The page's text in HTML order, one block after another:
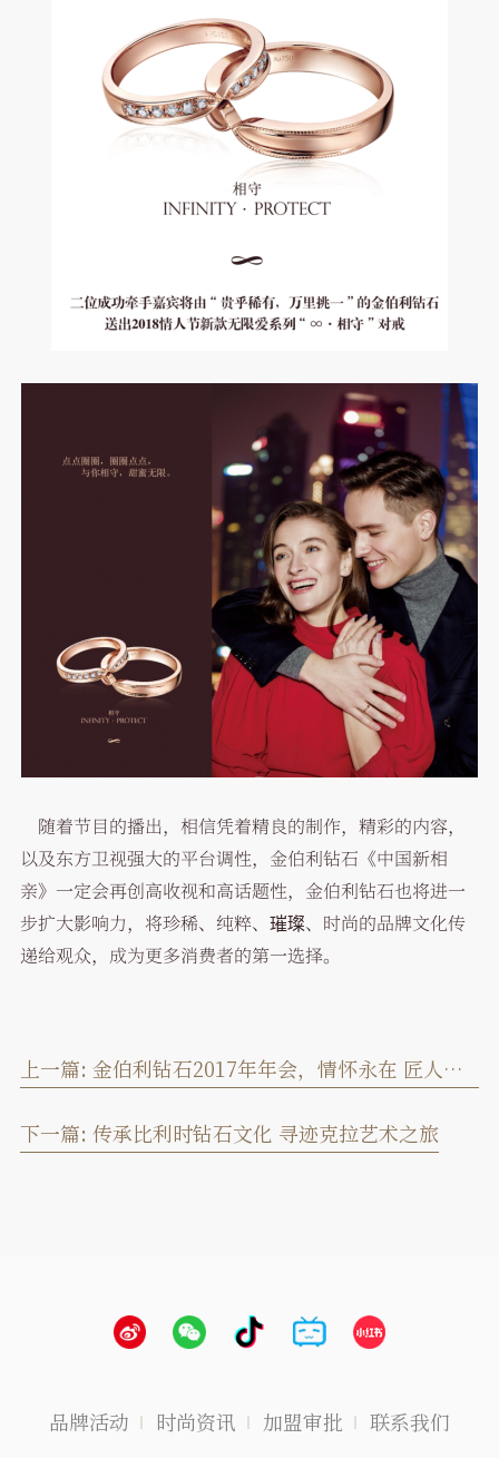
随着节目的播出，相信凭着精良的制作，精彩的内容，
以及东方卫视强大的平台调性，金伯利钻石《中国新相
亲》一定会再创高收视和高话题性，金伯利钻石也将进一
步扩大影响力，将珍稀、纯粹、璀璨、时尚的品牌文化传
递给观众，成为更多消费者的第一选择。
上一篇: 金伯利钻石2017年年会，情怀永在 匠人不老
下一篇: 传承比利时钻石文化 寻迹克拉艺术之旅
品牌活动 时尚资讯 加盟审批 联系我们